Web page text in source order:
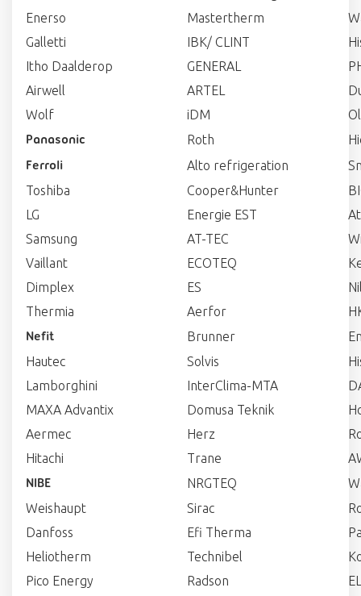
Enerso
Mastertherm
Galletti
IBK/ CLINT
Itho Daalderop
GENERAL
Airwell
ARTEL
Wolf
iDM
Panasonic Roth
Ferroli Alto refrigeration
Toshiba
Cooper&Hunter
LG
Energie EST
Samsung
AT-TEC
Vaillant
ECOTEQ
Dimplex
ES
Thermia
Aerfor
Nefit Brunner
Hautec
Solvis
Lamborghini
InterClima-MTA
MAXA Advantix
Domusa Teknik
Aermec
Herz
Hitachi
Trane
NIBE NRGTEQ
Weishaupt
Sirac
Danfoss
Efi Therma
Heliotherm
Technibel
Pico Energy
Radson